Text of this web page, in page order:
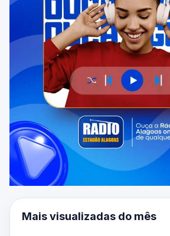
Mais visualizadas do mês